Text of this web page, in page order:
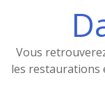
Vous
les restaurations